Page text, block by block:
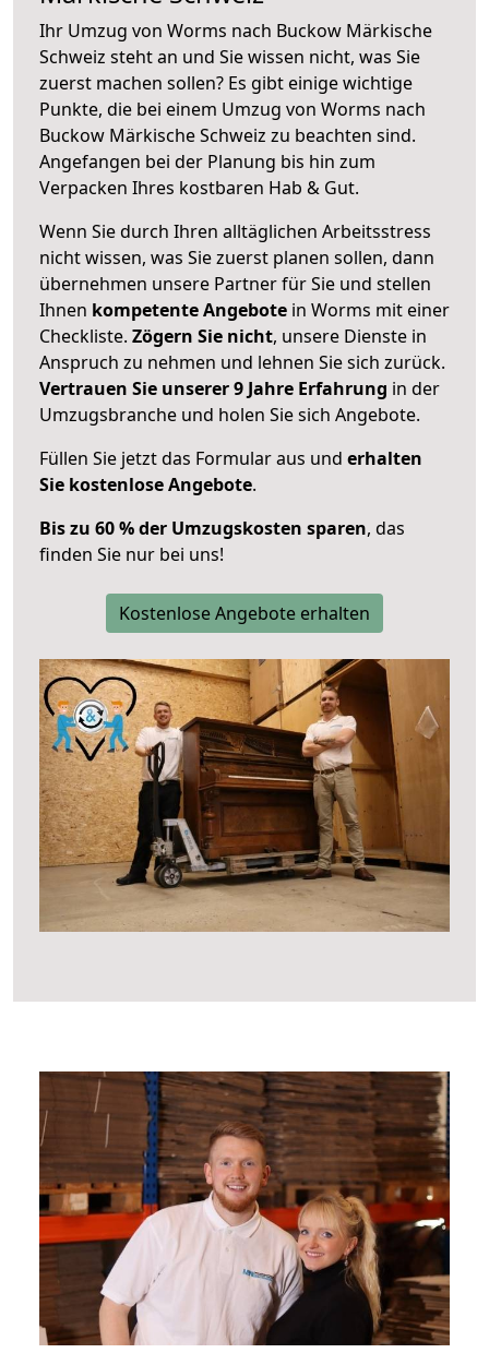
Ihr Umzug von Worms nach Buckow Märkische
Schweiz steht an und Sie wissen nicht, was Sie
zuerst machen sollen? Es gibt einige wichtige
Punkte, die bei einem Umzug von Worms nach
Buckow Märkische Schweiz zu beachten sind.
Angefangen bei der Planung bis hin zum
Verpacken Ihres kostbaren Hab & Gut.
Wenn Sie durch Ihren alltäglichen Arbeitsstress
nicht wissen, was Sie zuerst planen sollen, dann
übernehmen unsere Partner für Sie und stellen
Ihnen kompetente Angebote in Worms mit einer
Checkliste. Zögern Sie nicht, unsere Dienste in
Anspruch zu nehmen und lehnen Sie sich zurück.
Vertrauen Sie unserer 9 Jahre Erfahrung in der
Umzugsbranche und holen Sie sich Angebote.
Füllen Sie jetzt das Formular aus und erhalten
Sie kostenlose Angebote.
Bis zu 60 % der Umzugskosten sparen, das
finden Sie nur bei uns!
Kostenlose Angebote erhalten